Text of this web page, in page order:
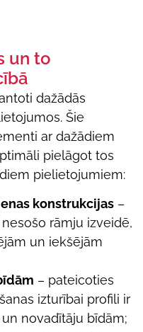
un to
dažādās
Šie
ar dažādiem
pielāgot tos
pielietojumiem:
konstrukcijas –
rāmju izveidē,
un iekšējām
– pateicoties
izturībai profili ir
novadītāju bīdām;